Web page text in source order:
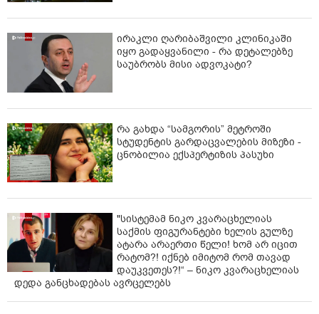
ირაკლი ღარიბაშვილი კლინიკაში
იყო გადაყვანილი - რა დეტალებზე
საუბრობს მისი ადვოკატი?
რა გახდა “სამგორის” მეტროში
სტუდენტის გარდაცვალების მიზეზი -
ცნობილია ექსპერტიზის პასუხი
"სისტემამ ნიკო კვარაცხელიას
საქმის ფიგურანტები ხელის გულზე
ატარა არაერთი წელი! ხომ არ იცით
რატომ?! იქნებ იმიტომ რომ თავად
დაუკვეთეს?!“ – ნიკო კვარაცხელიას
დედა განცხადებას ავრცელებს